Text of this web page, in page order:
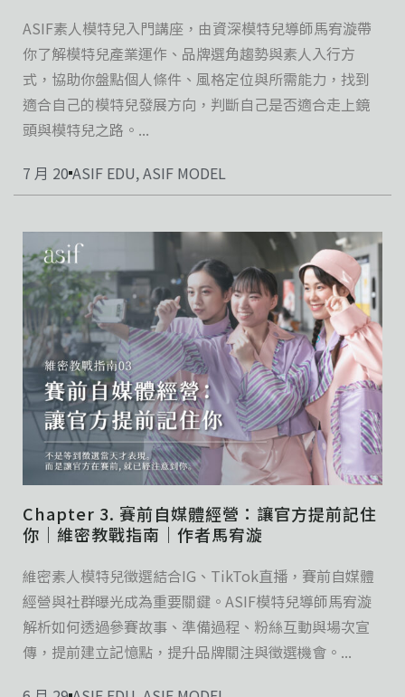
ASIF素人模特兒入門講座，由資深模特兒導師馬宥漩帶
你了解模特兒產業運作、品牌選角趨勢與素人入行方
式，協助你盤點個人條件、風格定位與所需能力，找到
適合自己的模特兒發展方向，判斷自己是否適合走上鏡
頭與模特兒之路。...
7 月 20 ASIF EDU,ASIF MODEL
Chapter 3. 賽前自媒體經營：讓官方提前記住
你｜維密教戰指南｜作者馬宥漩
維密素人模特兒徵選結合IG、TikTok直播，賽前自媒體
經營與社群曝光成為重要關鍵。ASIF模特兒導師馬宥漩
解析如何透過參賽故事、準備過程、粉絲互動與場次宣
傳，提前建立記憶點，提升品牌關注與徵選機會。...